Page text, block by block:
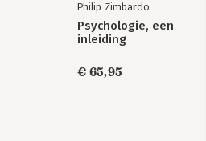
Philip Zimbardo
Psychologie, een
inleiding
€ 65,95